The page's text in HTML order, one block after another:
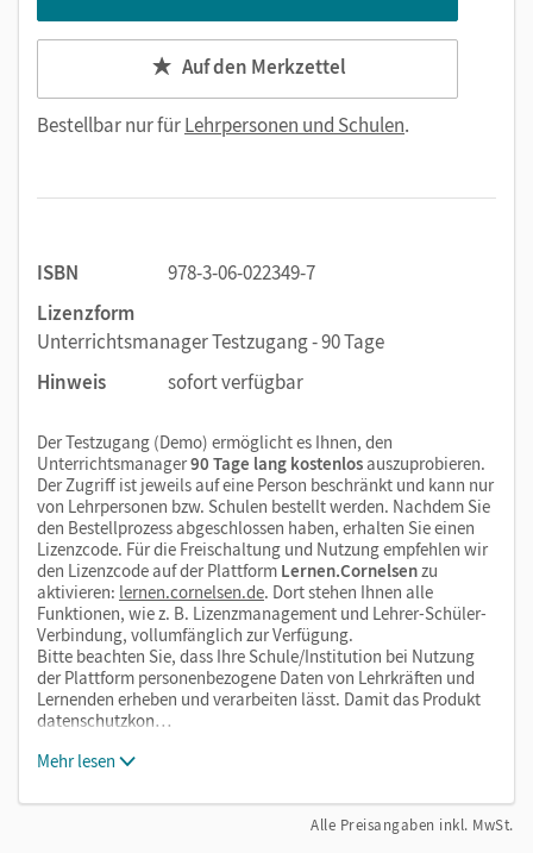
Auf den Merkzettel
Bestellbar nur fürLehrpersonen und Schulen.
ISBN
978-3-06-022349-7
Lizenzform
Unterrichtsmanager Testzugang - 90 Tage
Hinweis
sofort verfügbar
Der Testzugang (Demo) ermöglicht es Ihnen, den
Unterrichtsmanager90 Tage lang kostenlosauszuprobieren.
Der Zugriff ist jeweils auf eine Person beschränkt und kann nur
von Lehrpersonen bzw. Schulen bestellt werden. Nachdem Sie
den Bestellprozess abgeschlossen haben, erhalten Sie einen
Lizenzcode. Für die Freischaltung und Nutzung empfehlen wir
den Lizenzcode auf der Plattform Lernen.Cornelsenzu
aktivieren: lernen.cornelsen.de. Dort stehen Ihnen alle
Funktionen, wie z. B. Lizenzmanagement und Lehrer-Schüler-
Verbindung, vollumfänglich zur Verfügung.
Bitte beachten Sie, dass Ihre Schule/Institution bei Nutzung
der Plattform personenbezogene Daten von Lehrkräften und
Lernenden erheben und verarbeiten lässt. Damit das Produkt
datenschutzkon…
Mehr lesen
Alle Preisangaben inkl. MwSt.